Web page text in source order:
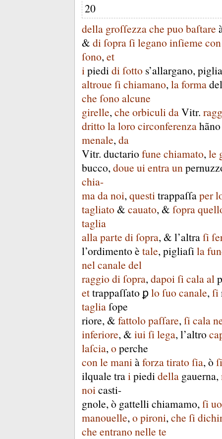
20
della groſſezzache puobaſtare
& di ſopra ſi leganoinſieme con
ſono, et
i piedi di ſotto s’allargano,
altroue ſi chiamano, laforma
che ſonoalcune
girelle, che orbiculi daVitr.
drittolalorocirconferenzahãno
menale, da
Vitr. ductariofune chiamato, le
bucco, doue ui entraun
chia-
madanoi, questi trappaſſaper
tagliato & cauato, & ſopra
taglia
allaparte di ſopra, & l’altra ſi
l’ordimentoè tale, pigliaſi la
nel canale del
raggiodi ſopra, dapoi ſi calaal
ettrappaſſato ꝑlo ſuocanale, ſi
taglia ſope
riore, & fattolopaſſare, ſi cala
inferiore, & iui ſi lega, l’altro
laſcia, operche
con le mani àforzatirato ſia, ò ſi
ilquale trai piedi della gauerna,
noi casti-
gnole, ò gattelli chiamamo, ſi
manouelle, opironi, che ſi
che entranonelle te